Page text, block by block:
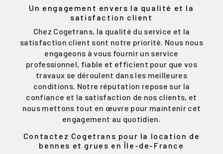
Un engagement envers la qualité et la
satisfaction client
Chez Cogetrans, la qualité du service et la
satisfaction client sont notre priorité. Nous nous
engageons à vous fournir un service
professionnel, fiable et efficient pour que vos
travaux se déroulent dans les meilleures
conditions. Notre réputation repose sur la
confiance et la satisfaction de nos clients, et
nous mettons tout en œuvre pour maintenir cet
engagement au quotidien.
Contactez Cogetrans pour la location de
bennes et grues en Île-de-France